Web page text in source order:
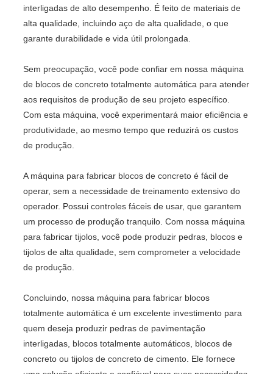
interligadas de alto desempenho. É feito de materiais de
alta qualidade, incluindo aço de alta qualidade, o que
garante durabilidade e vida útil prolongada.
Sem preocupação, você pode confiar em nossa máquina
de blocos de concreto totalmente automática para atender
aos requisitos de produção de seu projeto específico.
Com esta máquina, você experimentará maior eficiência e
produtividade, ao mesmo tempo que reduzirá os custos
de produção.
A máquina para fabricar blocos de concreto é fácil de
operar, sem a necessidade de treinamento extensivo do
operador. Possui controles fáceis de usar, que garantem
um processo de produção tranquilo. Com nossa máquina
para fabricar tijolos, você pode produzir pedras, blocos e
tijolos de alta qualidade, sem comprometer a velocidade
de produção.
Concluindo, nossa máquina para fabricar blocos
totalmente automática é um excelente investimento para
quem deseja produzir pedras de pavimentação
interligadas, blocos totalmente automáticos, blocos de
concreto ou tijolos de concreto de cimento. Ele fornece